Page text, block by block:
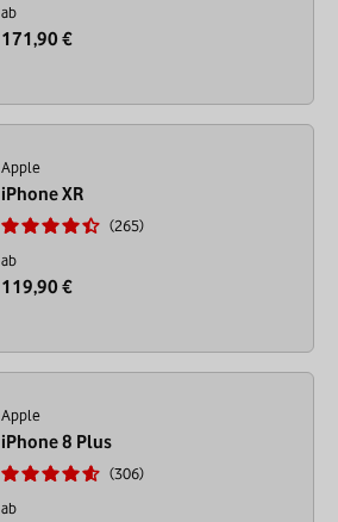
ab
171,90 €
Apple
iPhone XR
265
ab
119,90 €
Apple
iPhone 8 Plus
306
ab